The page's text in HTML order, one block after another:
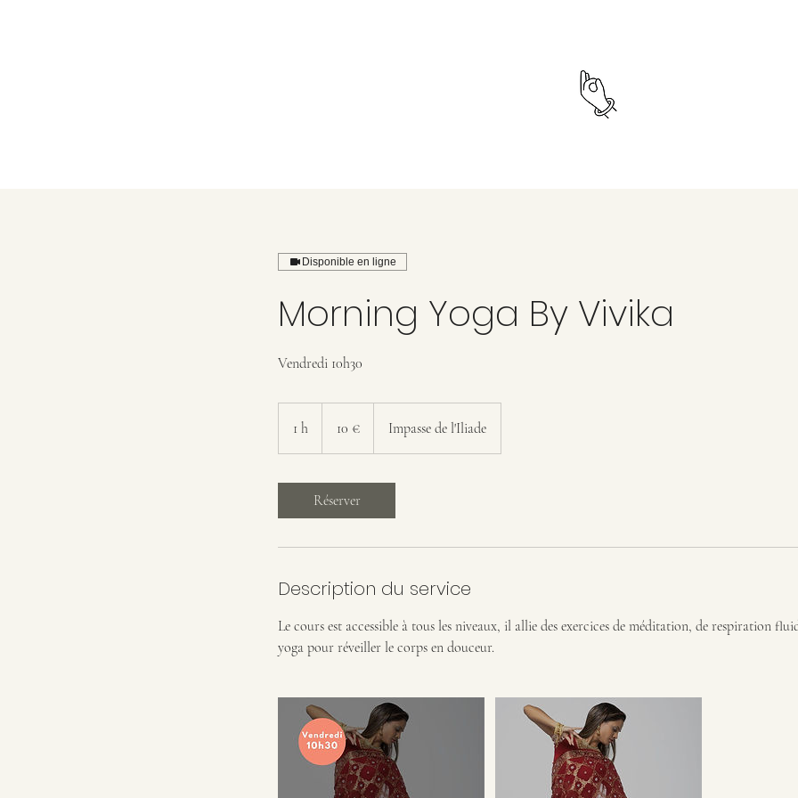
Disponible en ligne
Morning Yoga By Vivika
Vendredi 10h30
1 h 10 € Impasse de l'Iliade
Réserver
Description du service
Le cours est accessible à tous les niveaux, il allie des exercices de méditation, de respiration
yoga pour réveiller le corps en douceur.